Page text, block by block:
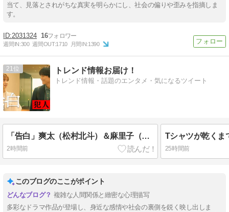
当て、見落とされがちな真実を明らかにし、社会の偏りや歪みを指摘しま
す。
2031324 16
週間IN:300 週間OUT:1710 月間IN:1390
21 トレンド情報お届け！
トレンド情報・話題のエンタメ・気になるツイート
「告白」爽太（松村北斗）＆麻里子（岡崎紗絵）が急接近 恋が大きく動き出す
2時間前 25時間前
このブログのここがポイント
複雑な人間関係と緻密な心理描写
多彩なドラマ作品が登場し、身近な感情や社会の裏側を鋭く映し出しま